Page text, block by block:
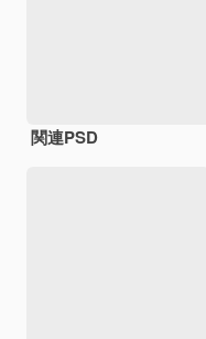
関連PSD